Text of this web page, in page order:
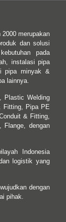
merupakan
dan solusi
pada
instalasi pipa
pipa minyak &
lainnya.
Plastic Welding
Fitting, Pipa PE
& Fitting,
Flange, dengan
Indonesia
logistik yang
dengan
pihak.